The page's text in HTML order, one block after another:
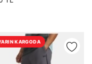
KARGODA